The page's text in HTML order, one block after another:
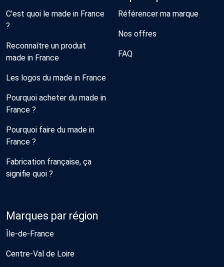
C'est quoi le made in France
?
Reconnaître un produit
made in France
Les logos du made in France
Pourquoi acheter du made in
France ?
Pourquoi faire du made in
France ?
Fabrication française, ça
signifie quoi ?
Référencer ma marque
Nos offres
FAQ
Marques par région
Île-de-France
Centre-Val de Loire